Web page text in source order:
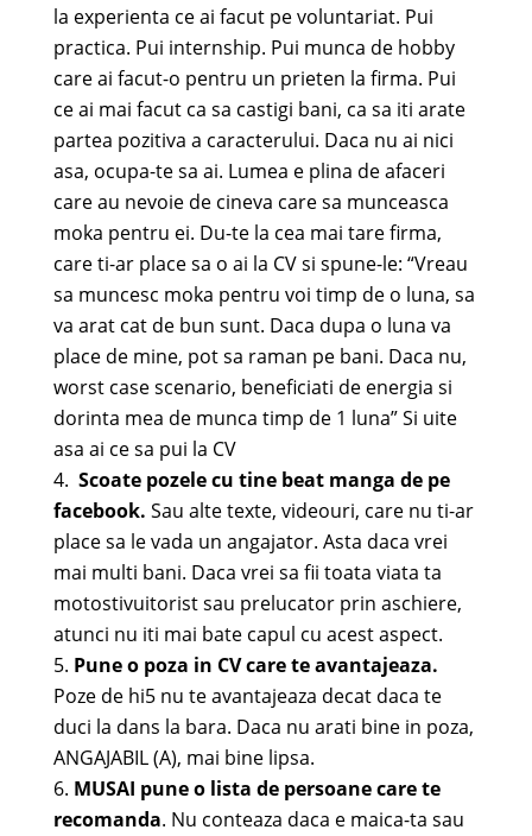
la experienta ce ai facut pe voluntariat. Pui
practica. Pui internship. Pui munca de hobby
care ai facut-o pentru un prieten la firma. Pui
ce ai mai facut ca sa castigi bani, ca sa iti arate
partea pozitiva a caracterului. Daca nu ai nici
asa, ocupa-te sa ai. Lumea e plina de afaceri
care au nevoie de cineva care sa munceasca
moka pentru ei. Du-te la cea mai tare firma,
care ti-ar place sa o ai la CV si spune-le: “Vreau
sa muncesc moka pentru voi timp de o luna, sa
va arat cat de bun sunt. Daca dupa o luna va
place de mine, pot sa raman pe bani. Daca nu,
worst case scenario, beneficiati de energia si
dorinta mea de munca timp de 1 luna” Si uite
asa ai ce sa pui la CV
Scoate pozele cu tine beat manga de pe
facebook. Sau alte texte, videouri, care nu ti-ar
place sa le vada un angajator. Asta daca vrei
mai multi bani. Daca vrei sa fii toata viata ta
motostivuitorist sau prelucator prin aschiere,
atunci nu iti mai bate capul cu acest aspect.
Pune o poza in CV care te avantajeaza.
Poze de hi5 nu te avantajeaza decat daca te
duci la dans la bara. Daca nu arati bine in poza,
ANGAJABIL (A), mai bine lipsa.
MUSAI pune o lista de persoane care te
recomanda. Nu conteaza daca e maica-ta sau